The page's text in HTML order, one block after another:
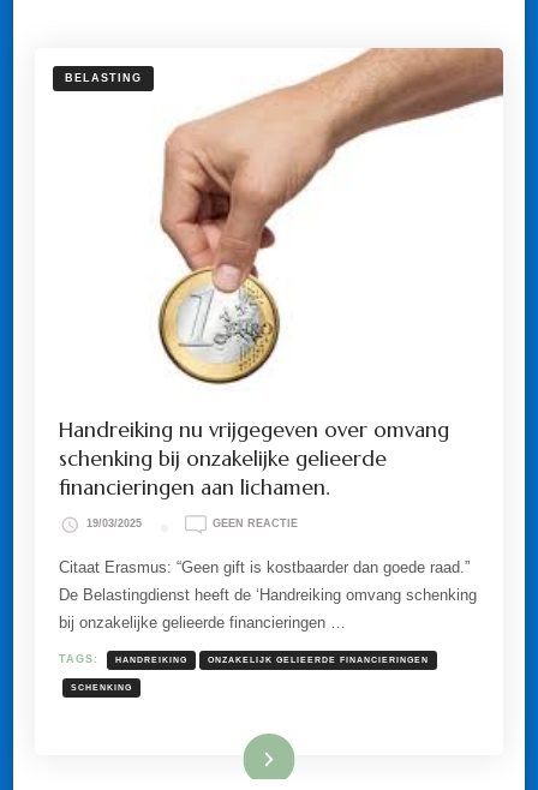
BELASTING
Handreiking nu vrijgegeven over omvang
schenking bij onzakelijke gelieerde
financieringen aan lichamen.
19/03/2025 GEEN REACTIEOP
NU
VRIJGEGEVEN
OVER
SCHENKING
BIJ
ONZAKELIJKE
Citaat Erasmus: “Geen gift is kostbaarder dan goede raad.”
De Belastingdienst heeft de ‘Handreiking omvang schenking
bij onzakelijke gelieerde financieringen …
TAGS: HANDREIKING ONZAKELIJK GELIEERDE FINANCIERINGEN
SCHENKING
Lees meer